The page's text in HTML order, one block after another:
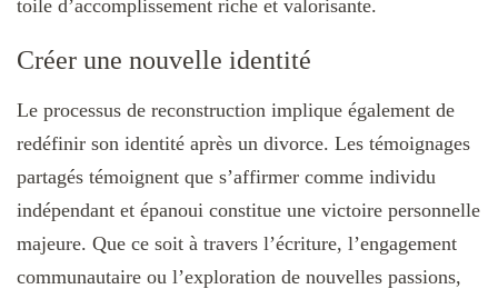
toile d’accomplissement riche et valorisante.
Créer une nouvelle identité
Le processus de reconstruction implique également de
redéfinir son identité après un divorce. Les témoignages
partagés témoignent que s’affirmer comme individu
indépendant et épanoui constitue une victoire personnelle
majeure. Que ce soit à travers l’écriture, l’engagement
communautaire ou l’exploration de nouvelles passions,